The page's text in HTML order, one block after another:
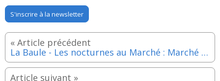
S'inscrire à la newsletter
La Baule - Les nocturnes au Marché : Marché du Terroir et concert - Vendredi 7 aout 2026